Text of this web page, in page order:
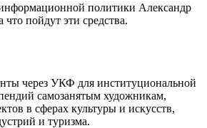
политики Александр
пойдут эти средства.
через УКФ для институциональной
самозанятым художникам,
в сферах культуры и искусств,
и туризма.